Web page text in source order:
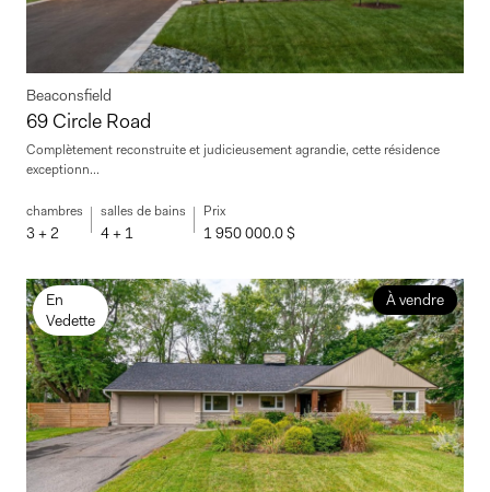
Beaconsfield
69 Circle Road
Complètement reconstruite et judicieusement agrandie, cette résidence
exceptionn...
chambres
3 + 2
salles de bains
4 + 1
Prix
1 950 000.0 $
À vendre
En
Vedette